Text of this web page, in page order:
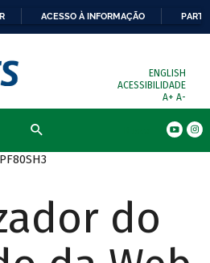
ACESSO À INFORMAÇÃO
ENGLISH
ACESSIBILIDADE
A+ A-
do